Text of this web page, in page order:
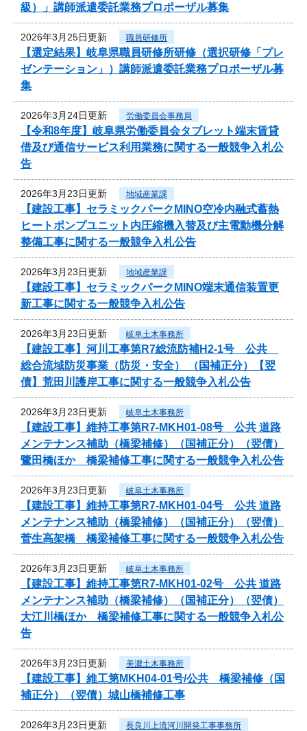
級）」講師派遣委託業務プロポーザル募集
2026年3月25日更新 職員研修所
【選定結果】岐阜県職員研修所研修（選択研修「プレ
ゼンテーション」）講師派遣委託業務プロポーザル募
集
2026年3月24日更新 労働委員会事務局
【令和8年度】岐阜県労働委員会タブレット端末賃貸
借及び通信サービス利用業務に関する一般競争入札公
告
2026年3月23日更新 地域産業課
【建設工事】セラミックパークMINO空冷内融式蓄熱
ヒートポンプユニット内圧縮機入替及び主電動機分解
整備工事に関する一般競争入札公告
2026年3月23日更新 地域産業課
【建設工事】セラミックパークMINO端末通信装置更
新工事に関する一般競争入札公告
2026年3月23日更新 岐阜土木事務所
【建設工事】河川工事第R7総流防補H2-1号 公共
総合流域防災事業（防災・安全） （国補正分）【翌
債】荒田川護岸工事に関する一般競争入札公告
2026年3月23日更新 岐阜土木事務所
【建設工事】維持工事第R7-MKH01-08号 公共 道路
メンテナンス補助（橋梁補修）（国補正分）（翌債）
鷺田橋ほか 橋梁補修工事に関する一般競争入札公告
2026年3月23日更新 岐阜土木事務所
【建設工事】維持工事第R7-MKH01-04号 公共 道路
メンテナンス補助（橋梁補修）（国補正分）（翌債）
菅生高架橋 橋梁補修工事に関する一般競争入札公告
2026年3月23日更新 岐阜土木事務所
【建設工事】維持工事第R7-MKH01-02号 公共 道路
メンテナンス補助（橋梁補修）（国補正分）（翌債）
大江川橋ほか 橋梁補修工事に関する一般競争入札公
告
2026年3月23日更新 美濃土木事務所
【建設工事】維工第MKH04-01号/公共 橋梁補修（国
補正分）（翌債）城山橋補修工事
2026年3月23日更新 長良川上流河川開発工事事務所